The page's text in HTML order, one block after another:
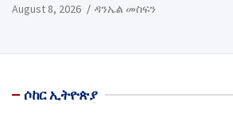
August 8, 2026 ዳንኤል መስፍን
ሶከር ኢትዮጵያ